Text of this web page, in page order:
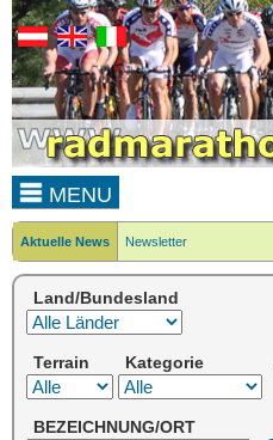
MENU
Aktuelle News Newsletter
Land/Bundesland
Terrain Kategorie
BEZEICHNUNG/ORT